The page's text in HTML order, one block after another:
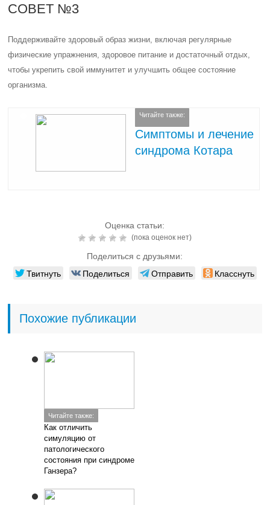
СОВЕТ №3
Поддерживайте здоровый образ жизни, включая регулярные
физические упражнения, здоровое питание и достаточный отдых,
чтобы укрепить свой иммунитет и улучшить общее состояние
организма.
Читайте также:
Симптомы и лечение
синдрома Котара
Оценка статьи:
(пока оценок нет)
Поделиться с друзьями:
Твитнуть Поделиться Отправить Класснуть
Похожие публикации
Читайте также:
Как отличить
симуляцию от
патологического
состояния при синдроме
Ганзера?